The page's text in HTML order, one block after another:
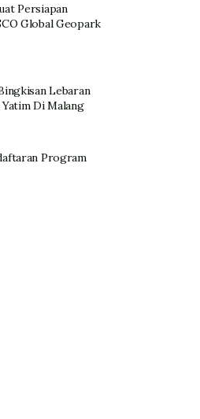
Persiapan
Global Geopark
Lebaran
Di Malang
Program